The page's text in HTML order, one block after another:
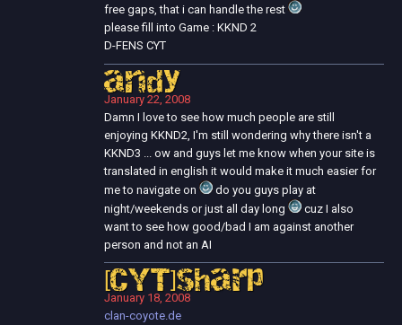
free gaps, that i can handle the rest
please fill into Game : KKND 2
D-FENS CYT
andy
January 22, 2008
Damn I love to see how much people are still
enjoying KKND2, I'm still wondering why there isn't a
KKND3 ... ow and guys let me know when your site is
translated in english it would make it much easier for
me to navigate on
do you guys play at
night/weekends or just all day long
cuz I also
want to see how good/bad I am against another
person and not an AI
[CYT]sharp
January 18, 2008
clan-coyote.de